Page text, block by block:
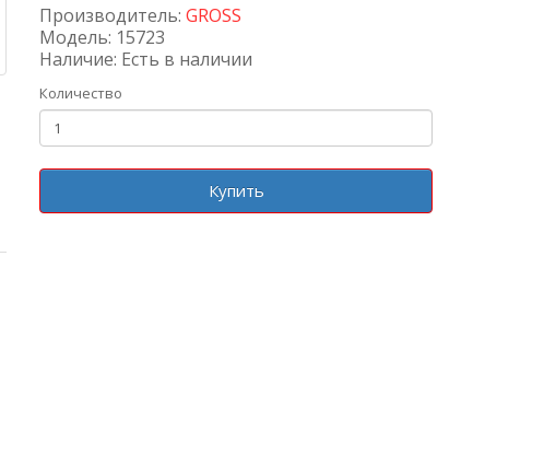
Производитель: GROSS
Модель: 15723
Наличие: Есть в наличии
Количество
Купить